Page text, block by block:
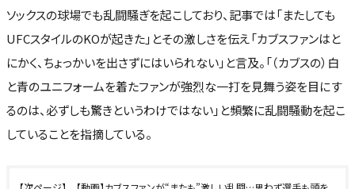
ソックスの球場でも乱闘騒ぎを起こしており、記事では「またしても
UFCスタイルのKOが起きた」とその激しさを伝え「カブスファンはと
にかく、ちょっかいを出さずにはいられない」と言及。「（カブスの）白
と青のユニフォームを着たファンが強烈な一打を見舞う姿を目にす
るのは、必ずしも驚きというわけではない」と頻繁に乱闘騒動を起こ
していることを指摘している。